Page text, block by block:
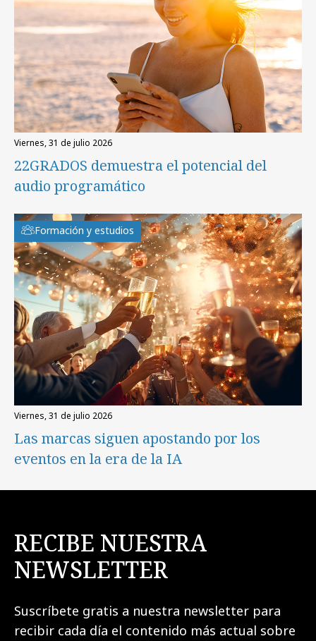
viernes, 31 de julio 2026
22GRADOS demuestra el potencial del
audio programático
Formación y estudios
viernes, 31 de julio 2026
Las marcas siguen apostando por los
eventos en la era de la IA
RECIBE NUESTRA
NEWSLETTER
Suscríbete gratis a nuestra newsletter para
recibir cada día el contenido más actual sobre